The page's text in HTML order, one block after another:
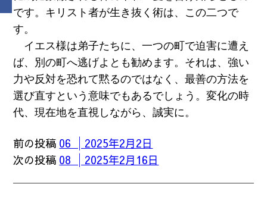
です。キリスト者が生き抜く術は、この二つで
す。
イエス様は弟子たちに、一つの町で迫害に遭え
ば、別の町へ逃げよとも勧めます。それは、強い
力や反対を恐れて黙るのではなく、最善の方法を
選び直すという意味でもあるでしょう。変化の時
代、現在地を直視しながら、誠実に。
前の投稿 06 │2025年2月2日
次の投稿 08 │2025年2月16日